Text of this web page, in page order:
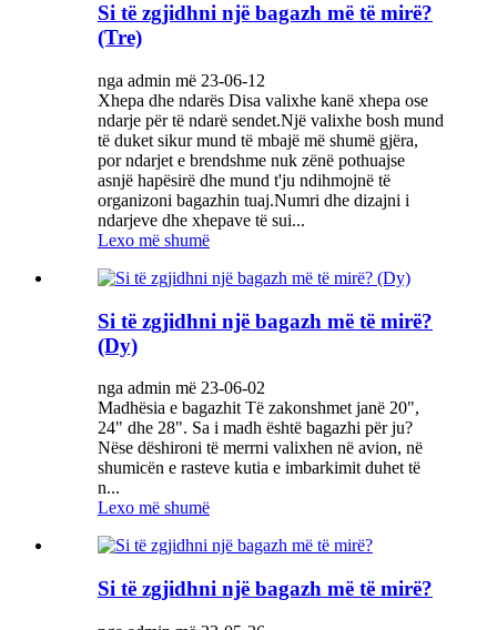
Si të zgjidhni një bagazh më të mirë?
(Tre)
nga admin më 23-06-12
Xhepa dhe ndarës Disa valixhe kanë xhepa ose
ndarje për të ndarë sendet.Një valixhe bosh mund
të duket sikur mund të mbajë më shumë gjëra,
por ndarjet e brendshme nuk zënë pothuajse
asnjë hapësirë ​​dhe mund t'ju ndihmojnë të
organizoni bagazhin tuaj.Numri dhe dizajni i
ndarjeve dhe xhepave të sui...
Lexo më shumë
Si të zgjidhni një bagazh më të mirë?
(Dy)
nga admin më 23-06-02
Madhësia e bagazhit Të zakonshmet janë 20",
24" dhe 28". Sa i madh është bagazhi për ju?
Nëse dëshironi të merrni valixhen në avion, në
shumicën e rasteve kutia e imbarkimit duhet të
n...
Lexo më shumë
Si të zgjidhni një bagazh më të mirë?